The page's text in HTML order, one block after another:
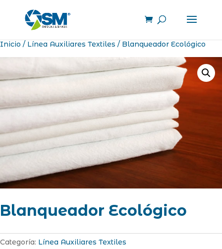
Inicio / Línea Auxiliares Textiles / Blanqueador Ecológico
Blanqueador Ecológico
Categoría: Línea Auxiliares Textiles